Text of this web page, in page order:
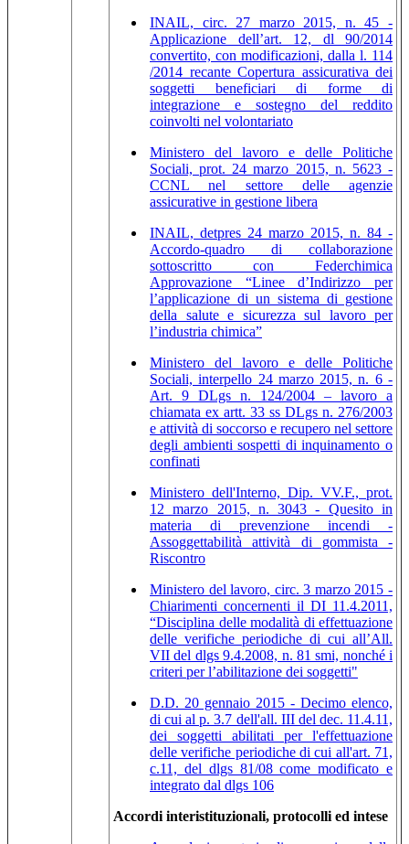
INAIL, circ. 27 marzo 2015, n. 45 -
Applicazione dell’art. 12, dl 90/2014
convertito, con modificazioni, dalla l. 114
/2014 recante Copertura assicurativa dei
soggetti beneficiari di forme di
integrazione e sostegno del reddito
coinvolti nel volontariato
Ministero del lavoro e delle Politiche
Sociali, prot. 24 marzo 2015, n. 5623 -
CCNL nel settore delle agenzie
assicurative in gestione libera
INAIL, detpres 24 marzo 2015, n. 84 -
Accordo-quadro di collaborazione
sottoscritto con Federchimica
Approvazione “Linee d’Indirizzo per
l’applicazione di un sistema di gestione
della salute e sicurezza sul lavoro per
l’industria chimica”
Ministero del lavoro e delle Politiche
Sociali, interpello 24 marzo 2015, n. 6 -
Art. 9 DLgs n. 124/2004 – lavoro a
chiamata ex artt. 33 ss DLgs n. 276/2003
e attività di soccorso e recupero nel settore
degli ambienti sospetti di inquinamento o
confinati
Ministero dell'Interno, Dip. VV.F., prot.
12 marzo 2015, n. 3043 - Quesito in
materia di prevenzione incendi -
Assoggettabilità attività di gommista -
Riscontro
Ministero del lavoro, circ. 3 marzo 2015 -
Chiarimenti concernenti il DI 11.4.2011,
“Disciplina delle modalità di effettuazione
delle verifiche periodiche di cui all’All.
VII del dlgs 9.4.2008, n. 81 smi, nonché i
criteri per l’abilitazione dei soggetti"
D.D. 20 gennaio 2015 - Decimo elenco,
di cui al p. 3.7 dell'all. III del dec. 11.4.11,
dei soggetti abilitati per l'effettuazione
delle verifiche periodiche di cui all'art. 71,
c.11, del dlgs 81/08 come modificato e
integrato dal dlgs 106
Accordi interistituzionali, protocolli ed intese